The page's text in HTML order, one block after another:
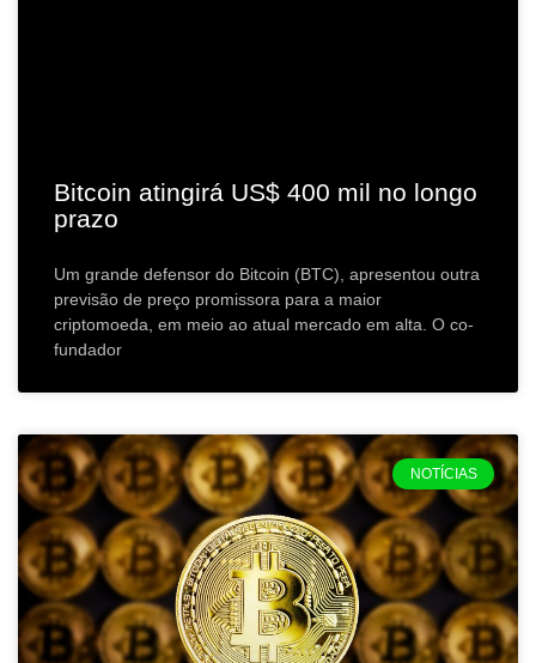
Bitcoin atingirá US$ 400 mil no longo
prazo
Um grande defensor do Bitcoin (BTC), apresentou outra
previsão de preço promissora para a maior
criptomoeda, em meio ao atual mercado em alta. O co-
fundador
NOTÍCIAS